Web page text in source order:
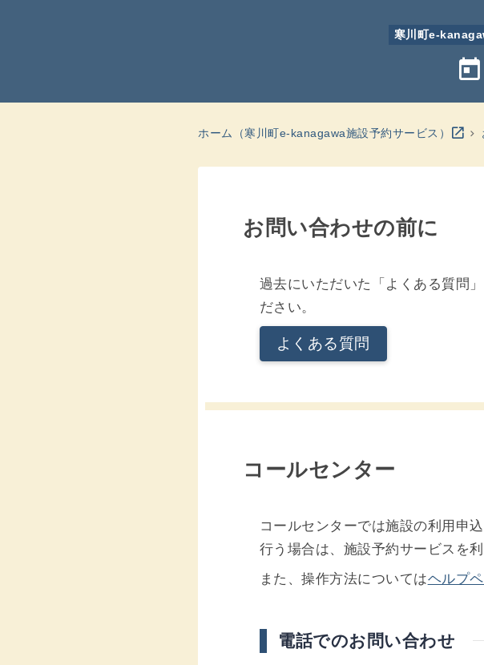
寒川町e-
today
ホーム（寒川町e-kanagawa施設予約サービス） open_in_new
お問い合わせの前に
過去にいただいた「よくある質問
ださい。
よくある質問
コールセンター
コールセンターでは施設の利用申
行う場合は、施設予約サービスを利
また、操作方法についてはヘルプ
電話でのお問い合わせ